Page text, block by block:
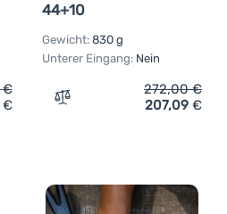
Blue Ice Yagi 35L'
€
€
44+10
Gewicht: 830 g
Unterer Eingang: Nein
Zum Vergleich 'Rucksack
272,00€
207,09 €